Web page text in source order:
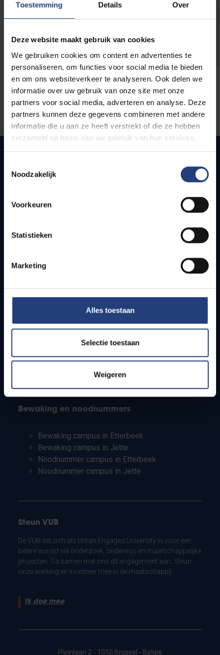
Toestemming Details Over
Deze website maakt gebruik van cookies
We gebruiken cookies om content en advertenties te
personaliseren, om functies voor social media te bieden
en om ons websiteverkeer te analyseren. Ook delen we
informatie over uw gebruik van onze site met onze
partners voor social media, adverteren en analyse. Deze
partners kunnen deze gegevens combineren met andere
informatie die u aan ze heeft verstrekt of die ze hebben
verzameld op basis van uw gebruik van hun services.
Noodzakelijk
Voorkeuren
Statistieken
Marketing
Alles toestaan
Selectie toestaan
Weigeren
Snel naar
Bereikbaarheid
Studenten
PhD-studenten
Leerkrachten en secundaire scholen
Bewaking en noodnummers
Bewaking campus in Etterbeek
Bewaking campus in Jette
Noodnummer campus in Etterbeek
Noodnummer campus in Jette
Steun VUB
De VUB zet zich als Urban Engaged University in voor een
betere wereld via onderzoek, onderwijs en maatschappelijke
projecten. Ga samen met ons dit engagement aan. Steun
onze werking en investeer mee in de maatschappij.
Ik doe mee
Pleinlaan 2 - 1050 Brussel - België